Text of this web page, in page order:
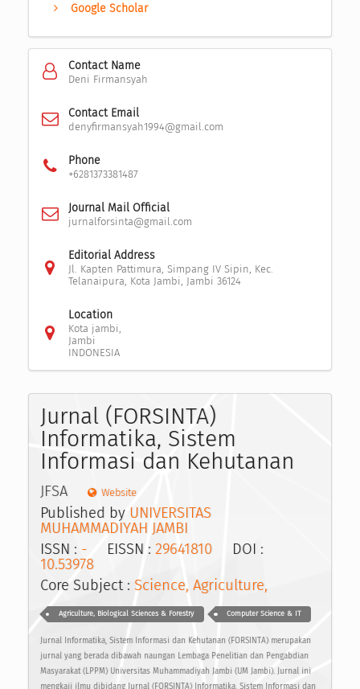
Google Scholar
Contact Name
Deni Firmansyah
Contact Email
denyfirmansyah1994@gmail.com
Phone
+6281373381487
Journal Mail Official
jurnalforsinta@gmail.com
Editorial Address
Jl. Kapten Pattimura, Simpang IV Sipin, Kec.
Telanaipura, Kota Jambi, Jambi 36124
Location
Kota jambi,
Jambi
INDONESIA
Jurnal (FORSINTA)
Informatika, Sistem
Informasi dan Kehutanan
JFSA Website
Published by UNIVERSITAS
MUHAMMADIYAH JAMBI
ISSN : - EISSN : 29641810 DOI :
10.53978
Core Subject : Science, Agriculture,
Agriculture, Biological Sciences & Forestry Computer Science & IT
Jurnal Informatika, Sistem Informasi dan Kehutanan (FORSINTA) merupakan
jurnal yang berada dibawah naungan Lembaga Penelitian dan Pengabdian
Masyarakat (LPPM) Universitas Muhammadiyah Jambi (UM Jambi). Jurnal ini
mengkaji ilmu dibidang Jurnal (FORSINTA) Informatika, Sistem Informasi dan